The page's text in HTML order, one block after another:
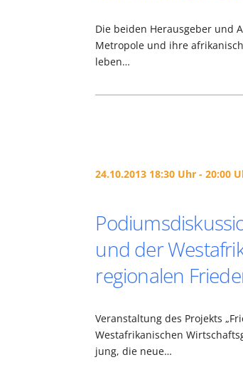
Die beiden Herausgeber und
Metropole und ihre
leben…
24.10.2013 18:30 Uhr - 20:00
und der
regionalen
Veranstaltung des Projekts
Westafrikanischen
jung, die neue…